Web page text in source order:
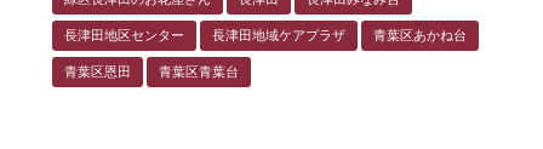
長津田地区センター 長津田地域ケアプラザ 青葉区あかね台
青葉区恩田 青葉区青葉台